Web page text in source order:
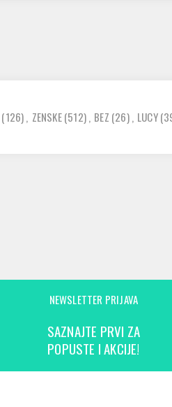
(126), ZENSKE(512), BEZ (26), LUCY
NEWSLETTER PRIJAVA
SAZNAJTE PRVI ZA
POPUSTE I AKCIJE!